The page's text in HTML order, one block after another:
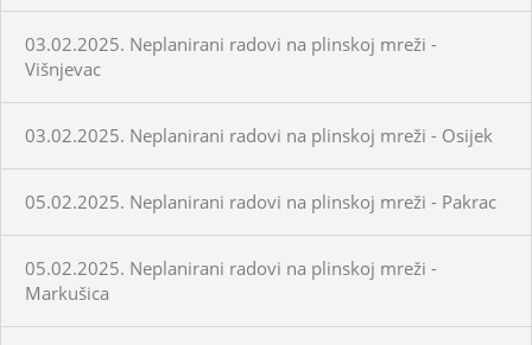
03.02.2025. Neplanirani radovi na plinskoj mreži -
Višnjevac
03.02.2025. Neplanirani radovi na plinskoj mreži - Osijek
05.02.2025. Neplanirani radovi na plinskoj mreži - Pakrac
05.02.2025. Neplanirani radovi na plinskoj mreži -
Markušica